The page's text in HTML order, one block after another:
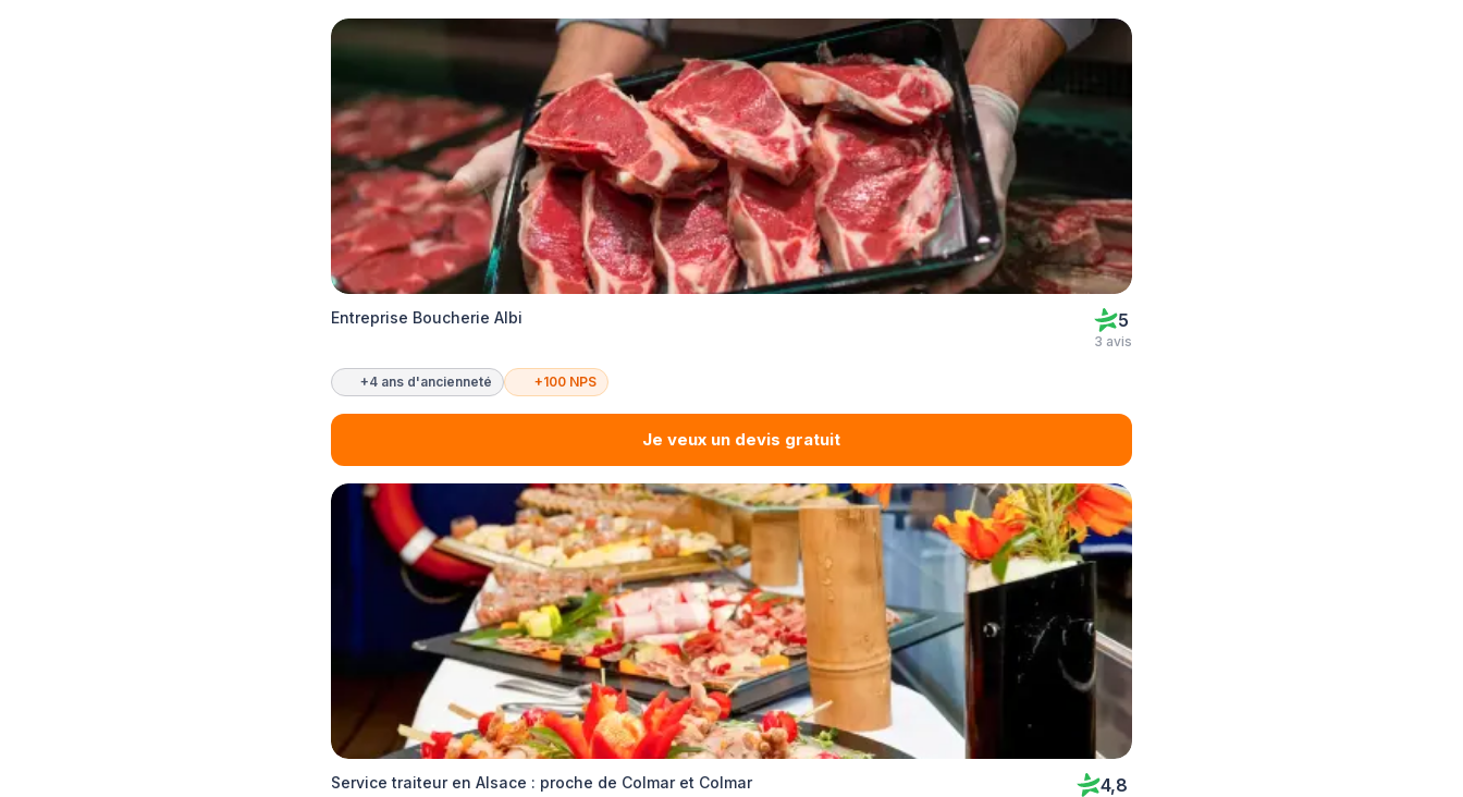
Entreprise Boucherie Albi 5
3 avis
+4 ans d'ancienneté +100 NPS
Je veux un devis gratuit
Service traiteur en Alsace : proche de Colmar et Colmar 4,8